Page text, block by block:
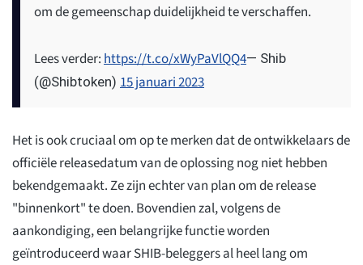
om de gemeenschap duidelijkheid te verschaffen.
Lees verder:https://t.co/xWyPaVlQQ4— Shib
(@Shibtoken) 15 januari 2023
Het is ook cruciaal om op te merken dat de ontwikkelaars de
officiële releasedatum van de oplossing nog niet hebben
bekendgemaakt. Ze zijn echter van plan om de release
"binnenkort" te doen. Bovendien zal, volgens de
aankondiging, een belangrijke functie worden
geïntroduceerd waar SHIB-beleggers al heel lang om